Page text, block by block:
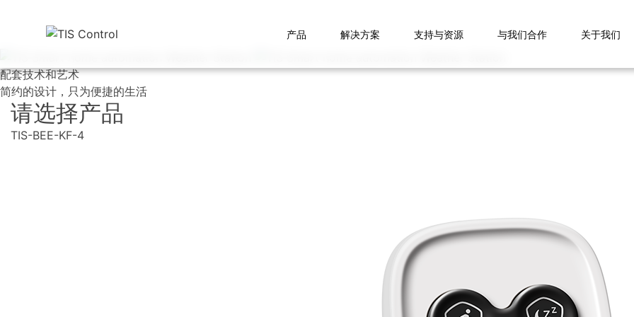
产品 解决方案 支持与资源 与我们合作 关于我们
配套技术和艺术
简约的设计，只为便捷的生活
请选择产品
TIS-BEE-KF-4